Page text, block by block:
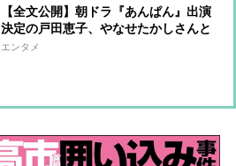
【全文公開】朝ドラ『あんぱん』出演
決定の戸田恵子、やなせたかしさんと
の25年にわたる深い絆 訃報の喪失感
エンタメ